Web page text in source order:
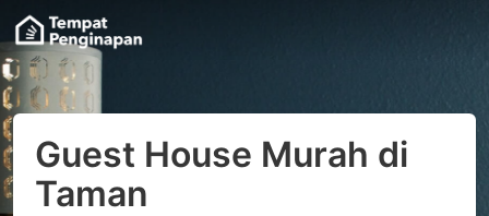
Guest House Murah di
Taman